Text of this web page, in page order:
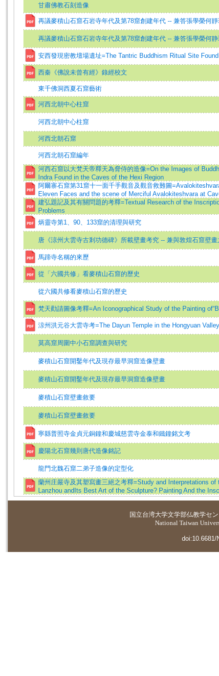
甘肅佛教石刻造像
再議麥積山石窟石岩寺年代及第78窟創建年代 -- 兼答張學榮何
再議麥積山石窟石岩寺年代及第78窟創建年代 -- 兼答張學榮何
安西發現密教壇場遺址=The Tantric Buddhism Ritual Site
西秦《佛說未曾有經》錄經校文
東千佛洞西夏石窟藝術
河西北朝中心柱窟
河西北朝中心柱窟
河西北朝石窟
河西北朝石窟編年
河西石窟以大梵天帝釋天為脅侍的造像=On the Images of
Indra Found in the Caves of the Hexi Region
阿爾寨石窟第31窟十一面千手觀音及觀音救難圖
Eleven Faces and the scene of Merciful Avalokiteshvara at
建弘題記及其有關問題的考釋=Textual Research of the
Problems
炳靈寺第1、90、133窟的清理與研究
唐《涼州大雲寺古剎功德碑》所載壁畫考究 -- 兼與敦煌石窟壁
馬蹄寺名稱的來歷
從「六國共修」看麥積山石窟的歷史
從六國共修看麥積山石窟的歷史
梵天勸請圖像考釋=An Iconographical Study of the Painting
涼州洪元谷大雲寺考=The Dayun Temple in the Hongyuan
莫高窟周圍中小石窟調查與研究
麥積山石窟開鑿年代及現存最早洞窟造像壁畫
麥積山石窟開鑿年代及現存最早洞窟造像壁畫
麥積山石窟壁畫敘要
麥積山石窟壁畫敘要
寧縣普照寺金貞元銅鐘和慶城慈雲寺金泰和鐵鐘銘文考
慶陽北石窟幾則唐代造像銘記
龍門北魏石窟二弟子造像的定型化
蘭州庄嚴寺及其塑寫畫三絕之考釋=Study and Interpretations of
Lanzhou andIts Best Art of the Sculpture? Painting And the
国立台湾大学文学部仏教学セ
National Taiwan
doi:10.6681/